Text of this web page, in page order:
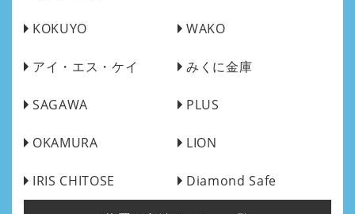
KOKUYO WAKO
アイ・エス・ケイ みくに金庫
SAGAWA PLUS
OKAMURA LION
IRIS CHITOSE Diamond Safe